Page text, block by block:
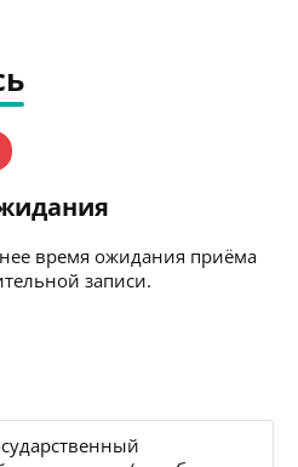
время ожидания приёма
записи.